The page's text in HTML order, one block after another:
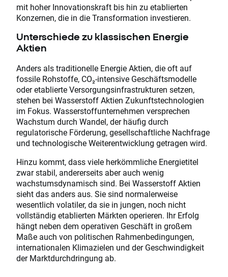
mit hoher Innovationskraft bis hin zu etablierten
Konzernen, die in die Transformation investieren.
Unterschiede zu klassischen Energie
Aktien
Anders als traditionelle Energie Aktien, die oft auf
fossile Rohstoffe, CO₂-intensive Geschäftsmodelle
oder etablierte Versorgungsinfrastrukturen setzen,
stehen bei Wasserstoff Aktien Zukunftstechnologien
im Fokus. Wasserstoffunternehmen versprechen
Wachstum durch Wandel, der häufig durch
regulatorische Förderung, gesellschaftliche Nachfrage
und technologische Weiterentwicklung getragen wird.
Hinzu kommt, dass viele herkömmliche Energietitel
zwar stabil, andererseits aber auch wenig
wachstumsdynamisch sind. Bei Wasserstoff Aktien
sieht das anders aus. Sie sind normalerweise
wesentlich volatiler, da sie in jungen, noch nicht
vollständig etablierten Märkten operieren. Ihr Erfolg
hängt neben dem operativen Geschäft in großem
Maße auch von politischen Rahmenbedingungen,
internationalen Klimazielen und der Geschwindigkeit
der Marktdurchdringung ab.